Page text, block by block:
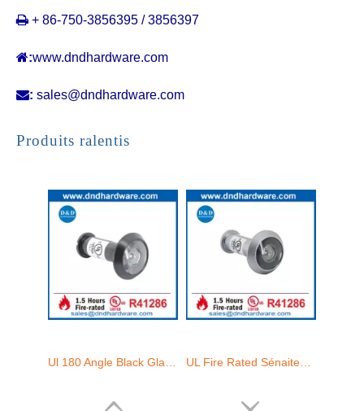
 + 86-750-3856395 / 3856397
:www.dndhardware.com
: sales@dndhardware.com
Produits ralentis